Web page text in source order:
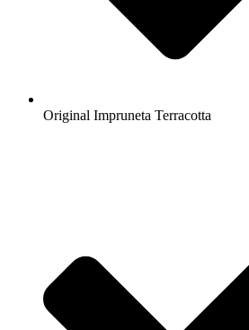
Original Impruneta Terracotta